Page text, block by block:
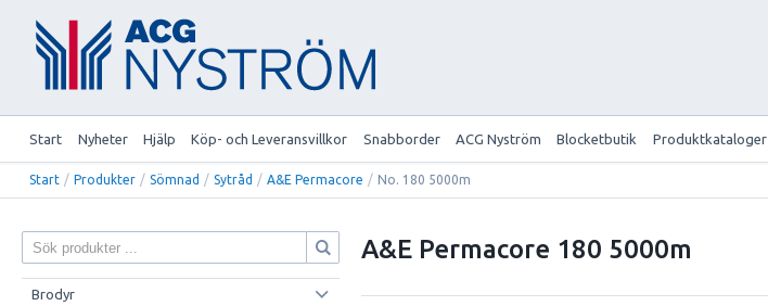
Start Nyheter Hjälp Köp- och Leveransvillkor Snabborder ACG Nyström Blocketbutik Produktkataloger
Start / Produkter / Sömnad / Sytråd / A&E Permacore / No. 180 5000m
Brodyr
A&E Permacore 180 5000m